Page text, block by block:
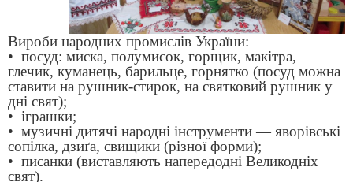
Вироби народних промислів України:
• посуд: миска, полумисок, горщик, макітра,
глечик, куманець, барильце, горнятко (посуд можна
ставити на рушник-стирок, на святковий рушник у
дні свят);
• іграшки;
• музичні дитячі народні інструменти — яворівські
сопілка, дзиґа, свищики (різної форми);
• писанки (виставляють напередодні Великодніх
свят).